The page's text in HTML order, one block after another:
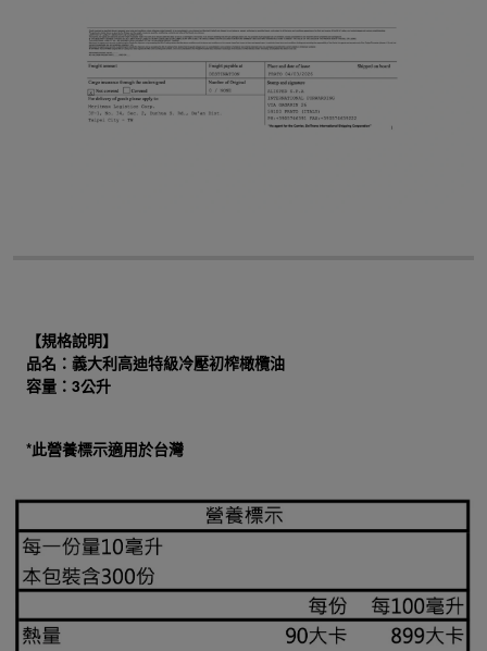
【規格說明】
品名：義大利高迪特級冷壓初榨橄欖油
容量：3公升
*此營養標示適用於台灣